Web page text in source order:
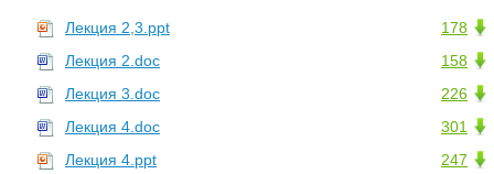
178
Лекция 2,3.ppt
158
Лекция 2.doc
226
Лекция 3.doc
301
Лекция 4.doc
247
Лекция 4.ppt